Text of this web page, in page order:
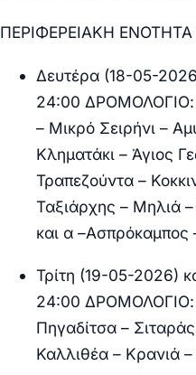
ΠΕΡΙΦΕΡΕΙΑΚΗ
Δευτέρα (18-05-
24:00 ΔΡΟΜΟΛΟΓΙΟ:
– Μικρό Σειρήνι –
Κληματάκι – Άγιος
Τραπεζούντα –
Ταξιάρχης – Μηλιά
και α –Ασπρόκαμπος
Τρίτη (19-05-2026)
24:00 ΔΡΟΜΟΛΟΓΙΟ:
Πηγαδίτσα –
Καλλιθέα – Κρανιά